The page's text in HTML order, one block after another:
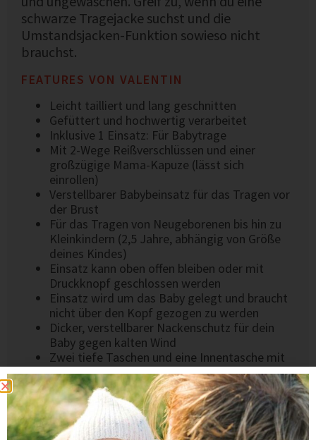
schwarze Tragejacke suchst und die
Umstandsjacken-Funktion sowieso nicht
brauchst.
FEATURES VON VALENTIN
Leicht tailliert und lang geschnitten
Gefüttert und hochwertig verarbeitet
Inklusive 1 Einsatz: Für Babytrage
Mit 2-Wege Reißverschlüssen und einer
großzügige Mama-Kapuze (lässt sich
einrollen)
Verstellbarer Babybeinsatz für das Tragen vor
der Brust
Für das Tragen von Neugeborenen bis hin zu
Kleinkindern (2,5 Jahre, abhängig von Größe
deines Kindes)
Einsatz kann oben offen bleiben oder mit
Druckknopf geschlossen werden
Einsatz wird um das Baby gelegt und braucht
nicht über den Kopf gezogen zu werden
Dicker, verstellbarer Nackenschutz für dein
Baby gegen kalten Wind
Zwei tiefe Taschen und eine Innentasche mit
Reißverschluss
Edle original Viva la Mama Herzplakette aus
Metall
Handgenäht mit
in einer kleinen
europäischen Näherei